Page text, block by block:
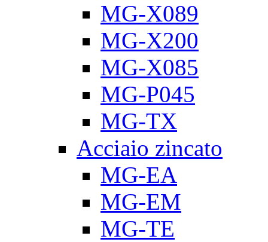
MG-X089
MG-X200
MG-X085
MG-P045
MG-TX
Acciaio zincato
MG-EA
MG-EM
MG-TE